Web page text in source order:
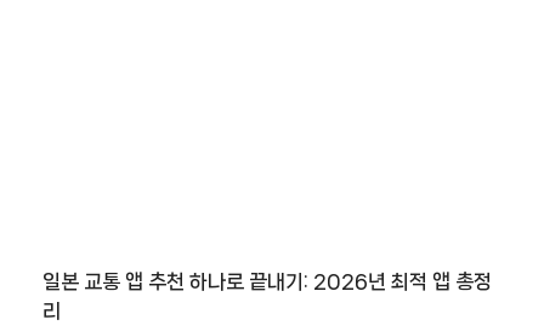
일본 교통 앱 추천 하나로 끝내기: 2026년 최적 앱 총정
리